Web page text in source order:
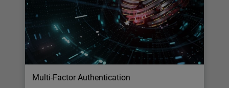
Multi-Factor Authentication